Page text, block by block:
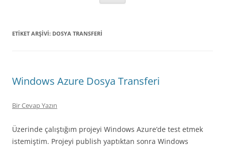
ETIKET ARŞIVI: DOSYA TRANSFERI
Windows Azure Dosya Transferi
Bir Cevap Yazın
Üzerinde çalıştığım projeyi Windows Azure’de test etmek
istemiştim. Projeyi publish yaptıktan sonra Windows